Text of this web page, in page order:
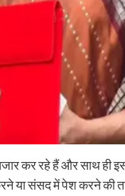
कर रहे हैं और साथ ही
या संसद में पेश करने की